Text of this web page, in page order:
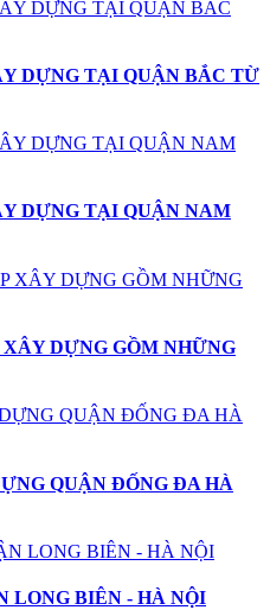
DỰNG TẠI QUẬN BẮC TỪ
DỰNG TẠI QUẬN NAM
DỰNG GỒM NHỮNG
QUẬN ĐỐNG ĐA HÀ
LONG BIÊN - HÀ NỘI